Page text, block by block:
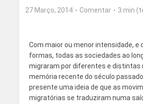
27 Março, 2014 Comentar 3 min
Com maior ou menor intensidade, e
formas, todas as sociedades ao
migraram por diferentes e distintas
memória recente do século
presente uma ideia de que as
migratórias se traduziram numa